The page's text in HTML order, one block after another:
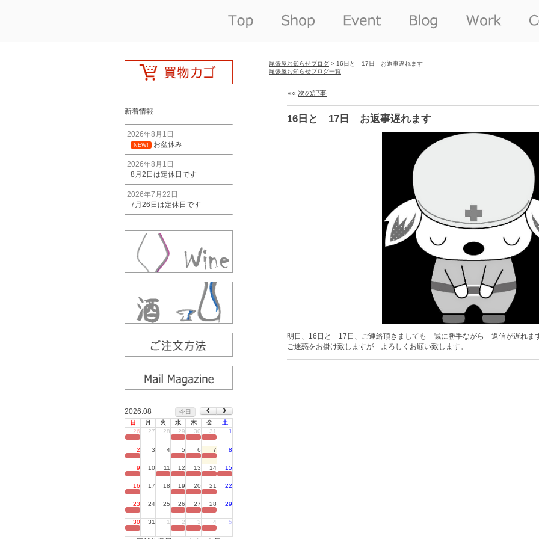
新着情報
2026年8月1日
NEW! お盆休み
2026年8月1日
8月2日は定休日です
2026年7月22日
7月26日は定休日です
2026.08
今日
日
月 火 水 木 金
土
26
27 28 29 30 31 1
2 3 4 5 6 7 8
9 10 11 12 13 14 15
16 17 18 19 20 21 22
23 24 25 26 27 28 29
30 31 1 2 3 4 5
尾張屋お知らせブログ > 16日と 17日 お返事遅れます
尾張屋お知らせブログ一覧
«« 次の記事
16日と 17日 お返事遅れます
明日、16日と 17日、ご連絡頂きましても 誠に勝手ながら 返信が遅れま
ご迷惑をお掛け致しますが よろしくお願い致します。